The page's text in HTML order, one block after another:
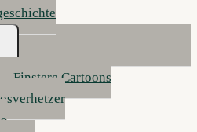
Finstere Cartoons